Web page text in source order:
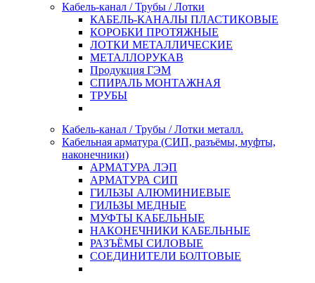
Кабель-канал / Трубы / Лотки
КАБЕЛЬ-КАНАЛЫ ПЛАСТИКОВЫЕ
КОРОБКИ ПРОТЯЖНЫЕ
ЛОТКИ МЕТАЛЛИЧЕСКИЕ
МЕТАЛЛОРУКАВ
Продукция ГЭМ
СПИРАЛЬ МОНТАЖНАЯ
ТРУБЫ
Кабель-канал / Трубы / Лотки металл.
Кабельная арматура (СИП, разъёмы, муфты,
наконечники)
АРМАТУРА ЛЭП
АРМАТУРА СИП
ГИЛЬЗЫ АЛЮМИНИЕВЫЕ
ГИЛЬЗЫ МЕДНЫЕ
МУФТЫ КАБЕЛЬНЫЕ
НАКОНЕЧНИКИ КАБЕЛЬНЫЕ
РАЗЪЁМЫ СИЛОВЫЕ
СОЕДИНИТЕЛИ БОЛТОВЫЕ